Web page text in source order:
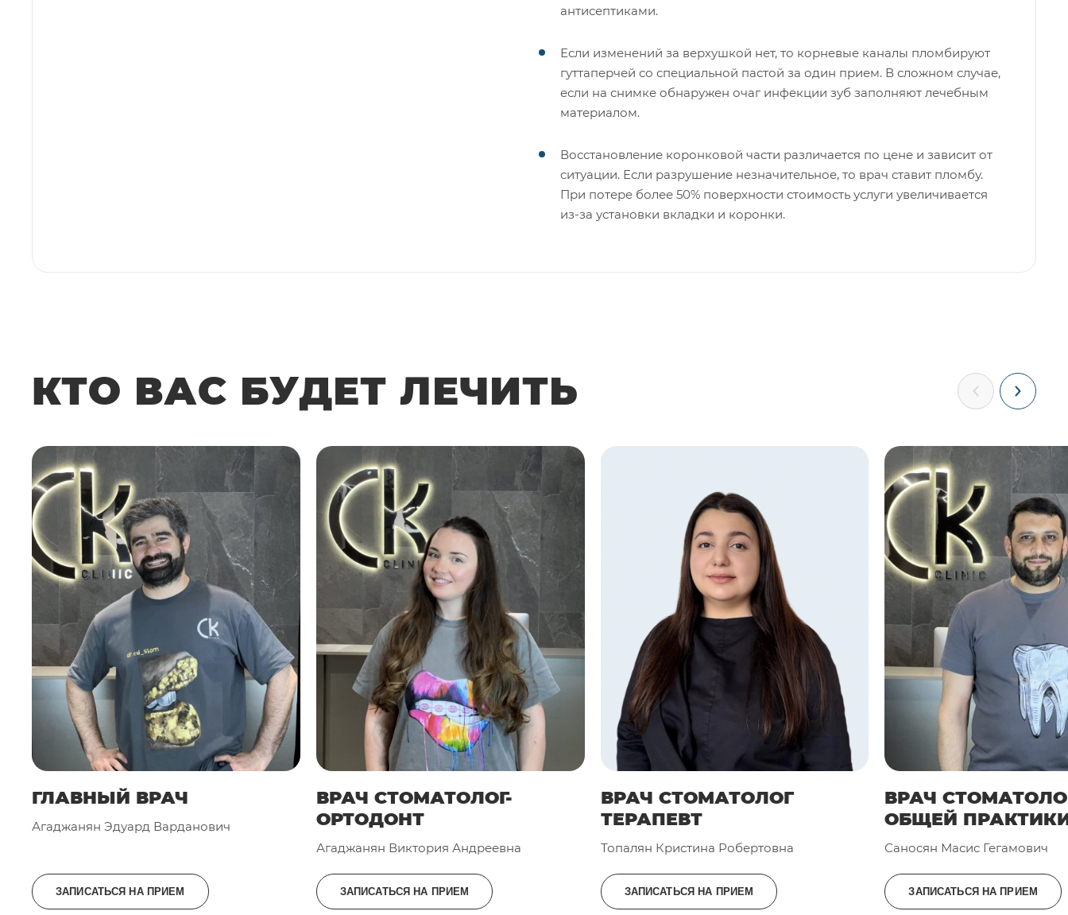
антисептиками.
Если изменений за верхушкой нет, то корневые каналы пломбируют
гуттаперчей со специальной пастой за один прием. В сложном случае,
если на снимке обнаружен очаг инфекции зуб заполняют лечебным
материалом.
Восстановление коронковой части различается по цене и зависит от
ситуации. Если разрушение незначительное, то врач ставит пломбу.
При потере более 50% поверхности стоимость услуги увеличивается
из-за установки вкладки и коронки.
КТО ВАС БУДЕТ ЛЕЧИТЬ
ГЛАВНЫЙ ВРАЧ
Агаджанян Эдуард Варданович
ЗАПИСАТЬСЯ НА ПРИЕМ
ВРАЧ СТОМАТОЛОГ-
ОРТОДОНТ
Агаджанян Виктория Андреевна
ЗАПИСАТЬСЯ НА ПРИЕМ
ВРАЧ СТОМАТОЛОГ
ТЕРАПЕВТ
Топалян Кристина Робертовна
ЗАПИСАТЬСЯ НА ПРИЕМ
ВРАЧ
ОБЩЕЙ
Саносян Масис Гегамович
ЗАПИСАТЬСЯ НА ПРИЕМ